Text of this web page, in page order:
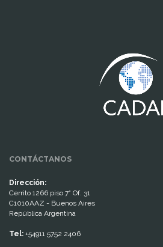
CONTÁCTANOS
Dirección:
Cerrito 1266 piso 7° Of. 31
C1010AAZ - Buenos Aires
República Argentina
Tel: +54911 5752 2406